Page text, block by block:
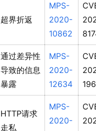
超界折返
MPS-
2020-
10862
通过差异性
导致的信息
暴露
MPS-
2020-
12634
HTTP请求
走私
MPS-
2020-